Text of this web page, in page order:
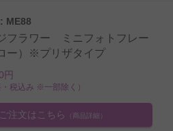
ME88
フラワー ミニフォトフレー
ー）※プリザタイプ
円
・税込み ※一部除く）
ご注文はこちら （商品詳細）